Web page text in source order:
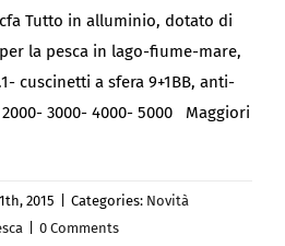
Tutto in alluminio, dotato di
la pesca in lago-fiume-mare,
cuscinetti a sfera 9+1BB, anti-
3000- 4000- 5000 Maggiori
2015 Categories: Novità
0 Comments